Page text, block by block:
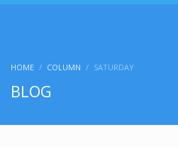
HOME COLUMN SATURDAY
BLOG